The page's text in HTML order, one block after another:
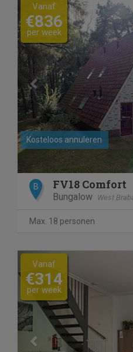
Kosteloos annuleren
Vanaf
€836
per week
B FV18 Comfort
Bungalow West
Max. 18 personen
Previous
Vanaf
€314
per week